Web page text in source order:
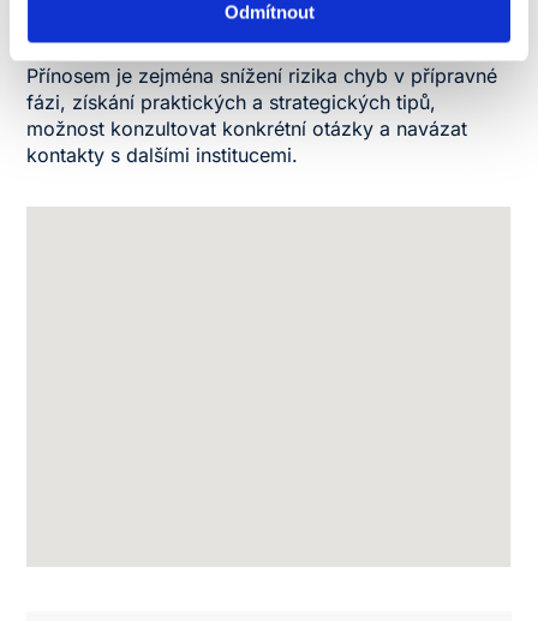
Odmítnout
jejich připravenost a nabídnout doporučení, jak
efektivně nastavit interní procesy a strategii.
Přínosem je zejména snížení rizika chyb v přípravné
fázi, získání praktických a strategických tipů,
možnost konzultovat konkrétní otázky a navázat
kontakty s dalšími institucemi.